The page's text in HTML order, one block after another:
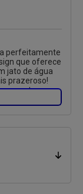
perfeitamente
que oferece
jato de água
prazeroso!
encontrar a
com muito
estação